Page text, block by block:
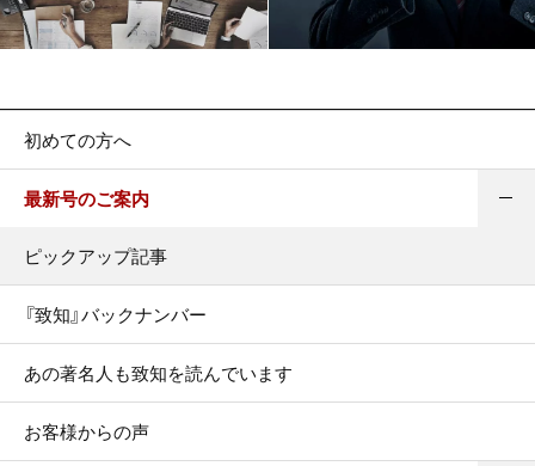
初めての方へ
最新号のご案内
ピックアップ記事
『致知』バックナンバー
あの著名人も致知を読んでいます
お客様からの声